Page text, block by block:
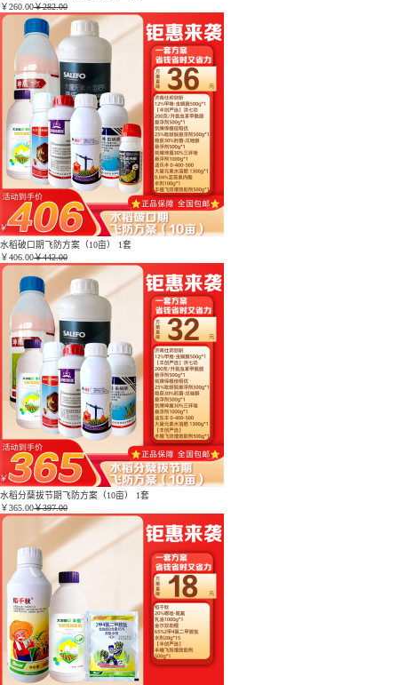
￥260.00￥282.00
水稻破口期飞防方案（10亩） 1套
￥406.00￥442.00
水稻分蘖拔节期飞防方案（10亩） 1套
￥365.00￥397.00